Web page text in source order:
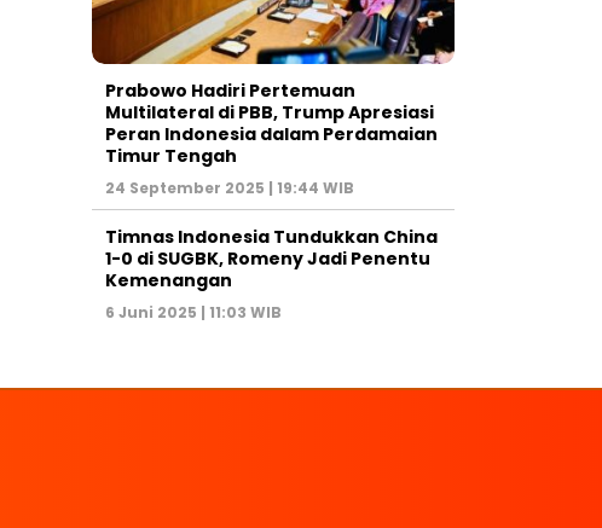
Prabowo Hadiri Pertemuan
Multilateral di PBB, Trump Apresiasi
Peran Indonesia dalam Perdamaian
Timur Tengah
24 September 2025 | 19:44 WIB
Timnas Indonesia Tundukkan China
1-0 di SUGBK, Romeny Jadi Penentu
Kemenangan
6 Juni 2025 | 11:03 WIB